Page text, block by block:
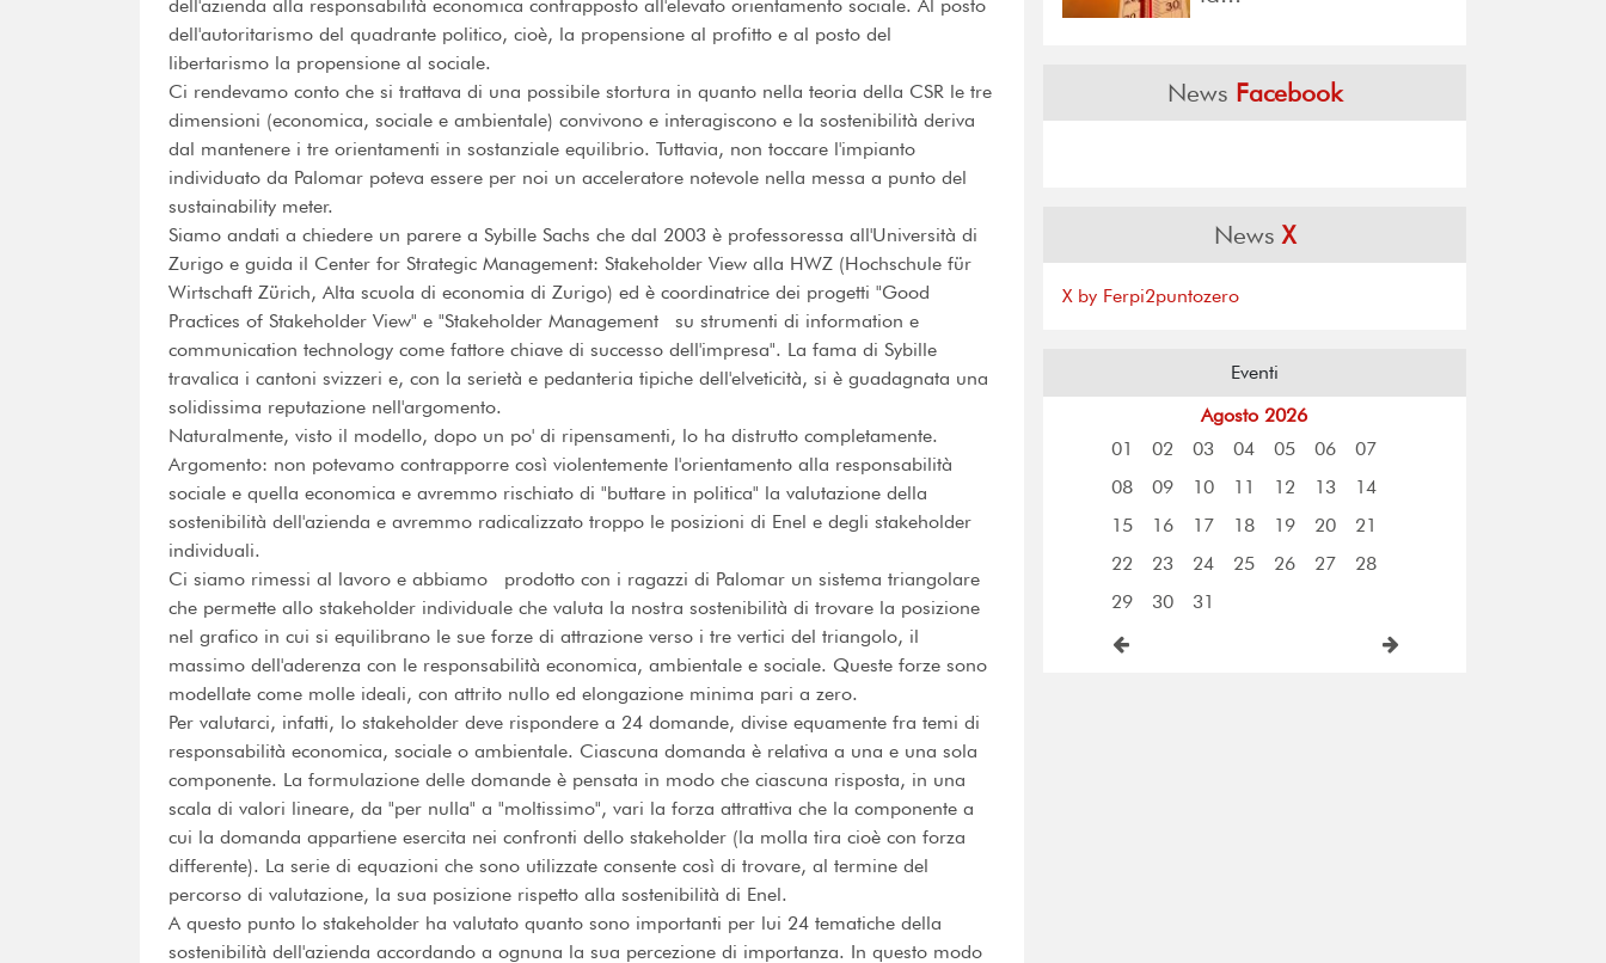
dell'azienda alla responsabilità economica contrapposto all'elevato orientamento sociale. Al posto
dell'autoritarismo del quadrante politico, cioè, la propensione al profitto e al posto del
libertarismo la propensione al sociale.
Ci rendevamo conto che si trattava di una possibile stortura in quanto nella teoria della CSR le tre
dimensioni (economica, sociale e ambientale) convivono e interagiscono e la sostenibilità deriva
dal mantenere i tre orientamenti in sostanziale equilibrio. Tuttavia, non toccare l'impianto
individuato da Palomar poteva essere per noi un acceleratore notevole nella messa a punto del
sustainability meter.
Siamo andati a chiedere un parere a Sybille Sachs che dal 2003 è professoressa all'Università di
Zurigo e guida il Center for Strategic Management: Stakeholder View alla HWZ (Hochschule für
Wirtschaft Zürich, Alta scuola di economia di Zurigo) ed è coordinatrice dei progetti "Good
Practices of Stakeholder View" e "Stakeholder Management su strumenti di information e
communication technology come fattore chiave di successo dell'impresa". La fama di Sybille
travalica i cantoni svizzeri e, con la serietà e pedanteria tipiche dell'elveticità, si è guadagnata una
solidissima reputazione nell'argomento.
Naturalmente, visto il modello, dopo un po' di ripensamenti, lo ha distrutto completamente.
Argomento: non potevamo contrapporre così violentemente l'orientamento alla responsabilità
sociale e quella economica e avremmo rischiato di "buttare in politica" la valutazione della
sostenibilità dell'azienda e avremmo radicalizzato troppo le posizioni di Enel e degli stakeholder
individuali.
Ci siamo rimessi al lavoro e abbiamo prodotto con i ragazzi di Palomar un sistema triangolare
che permette allo stakeholder individuale che valuta la nostra sostenibilità di trovare la posizione
nel grafico in cui si equilibrano le sue forze di attrazione verso i tre vertici del triangolo, il
massimo dell'aderenza con le responsabilità economica, ambientale e sociale. Queste forze sono
modellate come molle ideali, con attrito nullo ed elongazione minima pari a zero.
Per valutarci, infatti, lo stakeholder deve rispondere a 24 domande, divise equamente fra temi di
responsabilità economica, sociale o ambientale. Ciascuna domanda è relativa a una e una sola
componente. La formulazione delle domande è pensata in modo che ciascuna risposta, in una
scala di valori lineare, da "per nulla" a "moltissimo", vari la forza attrattiva che la componente a
cui la domanda appartiene esercita nei confronti dello stakeholder (la molla tira cioè con forza
differente). La serie di equazioni che sono utilizzate consente così di trovare, al termine del
percorso di valutazione, la sua posizione rispetto alla sostenibilità di Enel.
A questo punto lo stakeholder ha valutato quanto sono importanti per lui 24 tematiche della
sostenibilità dell'azienda accordando a ognuna la sua percezione di importanza. In questo modo
News Facebook
NewsX
X by Ferpi2puntozero
Eventi
Agosto 2026
01
02 03 04 05 06
07
08
09 10 11 12 13
14
15
16 17 18 19 20
21
22
23 24 25 26 27
28
29
30 31